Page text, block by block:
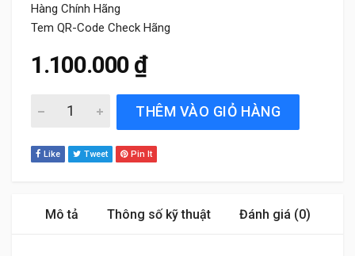
Hàng Chính Hãng
Tem QR-Code Check Hãng
1.100.000 ₫
Lọc gió điều hòa xe Mercedes GLK300 2008 đến 2015
THÊM VÀO GIỎ HÀNG
Like Tweet Pin It
Mô tả Thông số kỹ thuật Đánh giá (0)